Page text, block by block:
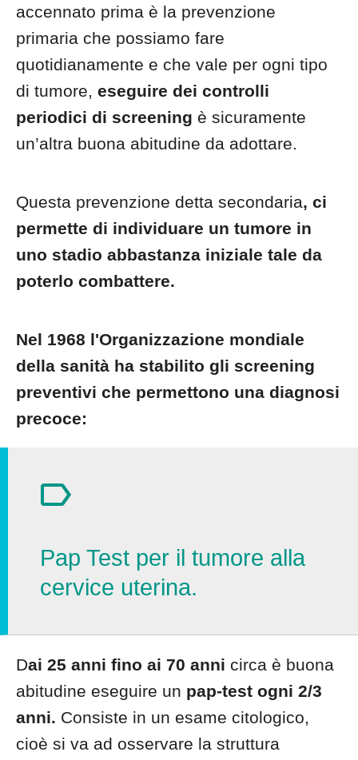
accennato prima è la prevenzione
primaria che possiamo fare
quotidianamente e che vale per ogni tipo
di tumore, eseguire dei controlli
periodici di screening è sicuramente
un’altra buona abitudine da adottare.
Questa prevenzione detta secondaria, ci
permette di individuare un tumore in
uno stadio abbastanza iniziale tale da
poterlo combattere.
Nel 1968 l'Organizzazione mondiale
della sanità ha stabilito gli screening
preventivi che permettono una diagnosi
precoce:
Pap Test per il tumore alla
cervice uterina.
Dai 25 anni fino ai 70 anni circa è buona
abitudine eseguire un pap-test ogni 2/3
anni. Consiste in un esame citologico,
cioè si va ad osservare la struttura